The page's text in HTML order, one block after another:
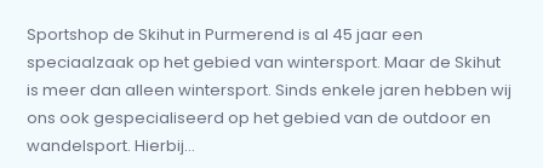
Sportshop de Skihut in Purmerend is al 45 jaar een
speciaalzaak op het gebied van wintersport. Maar de Skihut
is meer dan alleen wintersport. Sinds enkele jaren hebben wij
ons ook gespecialiseerd op het gebied van de outdoor en
wandelsport. Hierbij...